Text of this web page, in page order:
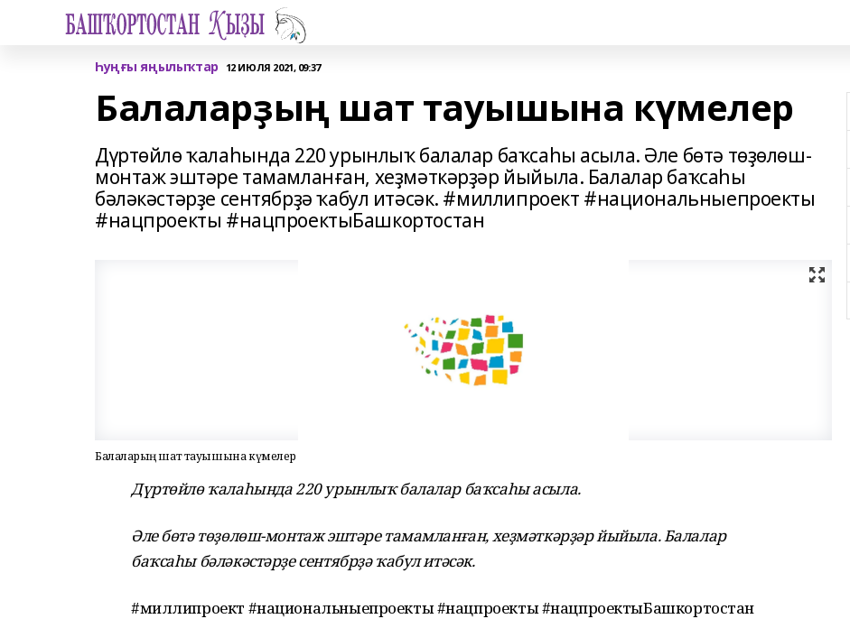
Һуңғы яңылыҡтар 12 ИЮЛЯ 2021, 09:37
Балаларҙың шат тауышына күмелер
Дүртөйлө ҡалаһында 220 урынлыҡ балалар баҡсаһы асыла. Әле бөтә төҙөлөш-
монтаж эштәре тамамланған, хеҙмәткәрҙәр йыйыла. Балалар баҡсаһы
бәләкәстәрҙе сентябрҙә ҡабул итәсәк. #миллипроект #национальныепроекты
#нацпроекты #нацпроектыБашкортостан
Балаларҙың шат тауышына күмелер
Дүртөйлө ҡалаһында 220 урынлыҡ балалар баҡсаһы асыла.
Әле бөтә төҙөлөш-монтаж эштәре тамамланған, хеҙмәткәрҙәр йыйыла. Балалар
баҡсаһы бәләкәстәрҙе сентябрҙә ҡабул итәсәк.
#миллипроект #национальныепроекты #нацпроекты #нацпроектыБашкортостан